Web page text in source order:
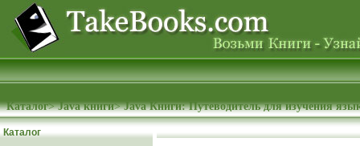
Каталог>Java книги>Java Книги: Путеводитель для изучения
Каталог